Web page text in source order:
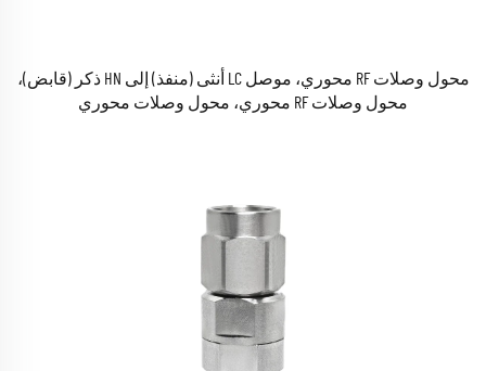
محول وصلات RF محوري، موصل LC أنثى (منفذ) إلى HN ذكر (قابض)،
محول وصلات RF محوري، محول وصلات محوري